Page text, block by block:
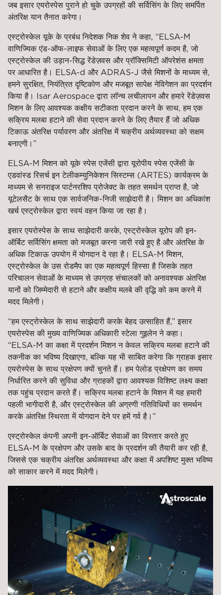
जब इसार एयरोस्पेस पुराने हो चुके उपग्रहों की सर्विसिंग के लिए समर्पित
अंतरिक्ष यान तैनात करेगा।
एस्ट्रोस्केल यूके के प्रबंध निदेशक निक शेव ने कहा, “ELSA-M
वाणिज्यिक एंड-ऑफ-लाइफ सेवाओं के लिए एक महत्वपूर्ण कदम है, जो
एस्ट्रोस्केल की उड़ान-सिद्ध रेंडेज़वस और प्रॉक्सिमिटी ऑपरेशंस क्षमता
पर आधारित है। ELSA-d और ADRAS-J जैसे मिशनों के माध्यम से,
हमने सुरक्षित, नियंत्रित दृष्टिकोण और मजबूत सापेक्ष नेविगेशन का प्रदर्शन
किया है। Isar Aerospace द्वारा लॉन्च लचीलापन और हमारे रेंडेज़वस
मिशन के लिए आवश्यक कक्षीय सटीकता प्रदान करने के साथ, हम एक
सक्रिय मलबा हटाने की सेवा प्रदान करने के लिए तैयार हैं जो अधिक
टिकाऊ अंतरिक्ष पर्यावरण और अंतरिक्ष में चक्रीय अर्थव्यवस्था को सक्षम
बनाएगी।”
ELSA-M मिशन को यूके स्पेस एजेंसी द्वारा यूरोपीय स्पेस एजेंसी के
एडवांस्ड रिसर्च इन टेलीकम्युनिकेशन सिस्टम्स (ARTES) कार्यक्रम के
माध्यम से सनराइज पार्टनरशिप प्रोजेक्ट के तहत समर्थन प्राप्त है, जो
यूटेलसैट के साथ एक सार्वजनिक-निजी साझेदारी है। मिशन का अधिकांश
खर्च एस्ट्रोस्केल द्वारा स्वयं वहन किया जा रहा है।
इसार एयरोस्पेस के साथ साझेदारी करके, एस्ट्रोस्केल यूरोप की इन-
ऑर्बिट सर्विसिंग क्षमता को मजबूत करना जारी रखे हुए है और अंतरिक्ष के
अधिक टिकाऊ उपयोग में योगदान दे रहा है। ELSA-M मिशन,
एस्ट्रोस्केल के उस रोडमैप का एक महत्वपूर्ण हिस्सा है जिसके तहत
परिचालन सेवाओं के माध्यम से उपग्रह संचालकों को अनावश्यक अंतरिक्ष
यानों को जिम्मेदारी से हटाने और कक्षीय मलबे की वृद्धि को कम करने में
मदद मिलेगी।
“हम एस्ट्रोस्केल के साथ साझेदारी करके बेहद उत्साहित हैं,” इसार
एयरोस्पेस की मुख्य वाणिज्यिक अधिकारी स्टेला गुइलेन ने कहा।
“ELSA-M का कक्षा में प्रदर्शन मिशन न केवल सक्रिय मलबा हटाने की
तकनीक का भविष्य दिखाएगा, बल्कि यह भी साबित करेगा कि ग्राहक इसार
एयरोस्पेस के साथ प्रक्षेपण क्यों चुनते हैं। हम पेलोड प्रक्षेपण का समय
निर्धारित करने की सुविधा और ग्राहकों द्वारा आवश्यक विशिष्ट लक्ष्य कक्षा
तक पहुंच प्रदान करते हैं। सक्रिय मलबा हटाने के मिशन में यह हमारी
पहली भागीदारी है, और एस्ट्रोस्केल की अग्रणी गतिविधियों का समर्थन
करके अंतरिक्ष स्थिरता में योगदान देने पर हमें गर्व है।”
एस्ट्रोस्केल कंपनी अपनी इन-ऑर्बिट सेवाओं का विस्तार करते हुए
ELSA-M के प्रक्षेपण और उसके बाद के प्रदर्शन की तैयारी कर रही है,
जिससे एक चक्रीय अंतरिक्ष अर्थव्यवस्था और कक्षा में अपशिष्ट मुक्त भविष्य
को साकार करने में मदद मिलेगी।